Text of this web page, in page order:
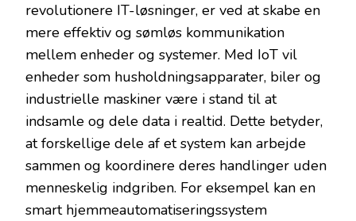
revolutionere IT-løsninger, er ved at skabe en
mere effektiv og sømløs kommunikation
mellem enheder og systemer. Med IoT vil
enheder som husholdningsapparater, biler og
industrielle maskiner være i stand til at
indsamle og dele data i realtid. Dette betyder,
at forskellige dele af et system kan arbejde
sammen og koordinere deres handlinger uden
menneskelig indgriben. For eksempel kan en
smart hjemmeautomatiseringssystem